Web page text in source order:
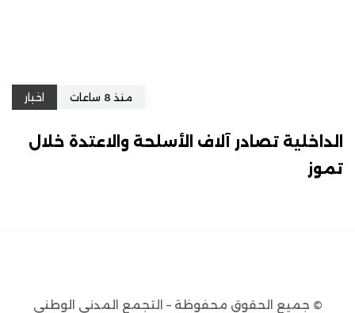
منذ 8 ساعات اخبار
الداخلية تصادر آلاف الأسلحة والاعتدة خلال
تموز
© جميع الحقوق محفوظة – التجمع المدني الوطني